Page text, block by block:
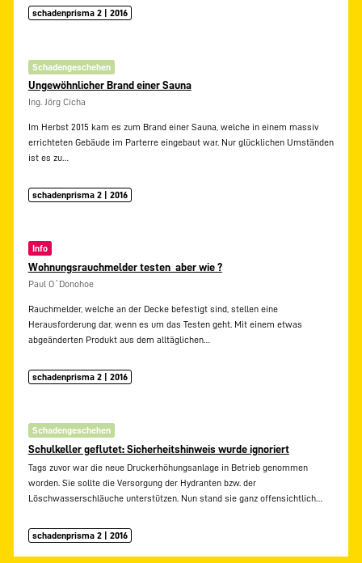
schadenprisma 2 | 2016
Schadengeschehen
Ungewöhnlicher Brand einer Sauna
Ing. Jörg Cicha
Im Herbst 2015 kam es zum Brand einer Sauna, welche in einem massiv
errichteten Gebäude im Parterre eingebaut war. Nur glücklichen Umständen
ist es zu…
schadenprisma 2 | 2016
Info
Wohnungsrauchmelder testen  aber wie ?
Paul O´Donohoe
Rauchmelder, welche an der Decke befestigt sind, stellen eine
Herausforderung dar, wenn es um das Testen geht. Mit einem etwas
abgeänderten Produkt aus dem alltäglichen…
schadenprisma 2 | 2016
Schadengeschehen
Schulkeller geflutet: Sicherheitshinweis wurde ignoriert
Tags zuvor war die neue Druckerhöhungsanlage in Betrieb genommen
worden. Sie sollte die Versorgung der Hydranten bzw. der
Löschwasserschläuche unterstützen. Nun stand sie ganz offensichtlich…
schadenprisma 2 | 2016